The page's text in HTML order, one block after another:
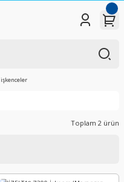
işkenceler
Toplam 2 ürün